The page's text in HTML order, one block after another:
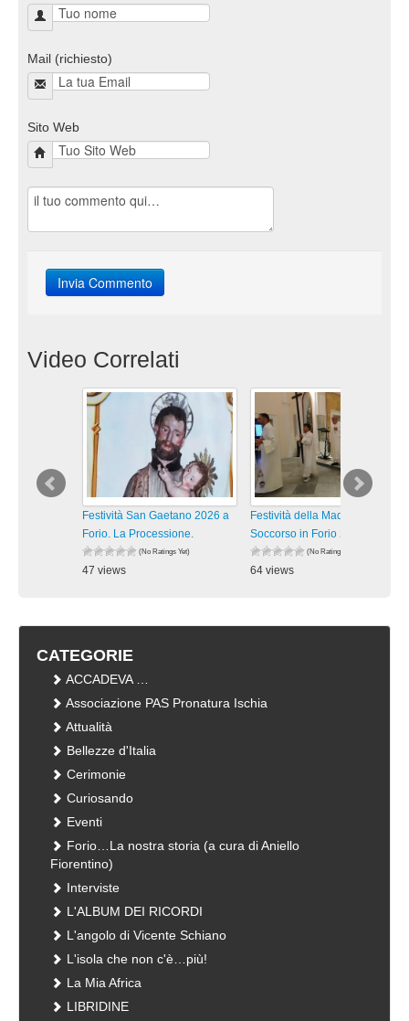
Mail (richiesto)
Sito Web
Video Correlati
Festività San Gaetano 2026 a
Forio. La Processione.
(No Ratings Yet)
47 views
Festività della Madonna del
Soccorso in Forio 2026. La
(No Ratings Yet)
64 views
CATEGORIE
ACCADEVA …
Associazione PAS Pronatura Ischia
Attualità
Bellezze d'Italia
Cerimonie
Curiosando
Eventi
Forio…La nostra storia (a cura di Aniello
Fiorentino)
Interviste
L'ALBUM DEI RICORDI
L'angolo di Vicente Schiano
L'isola che non c'è…più!
La Mia Africa
LIBRIDINE